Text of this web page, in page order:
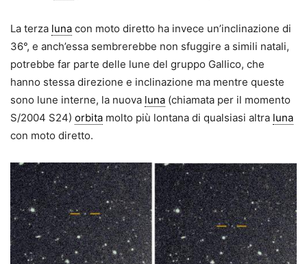
La terza luna con moto diretto ha invece un’inclinazione di
36°, e anch’essa sembrerebbe non sfuggire a simili natali,
potrebbe far parte delle lune del gruppo Gallico, che
hanno stessa direzione e inclinazione ma mentre queste
sono lune interne, la nuova luna (chiamata per il momento
S/2004 S24) orbita molto più lontana di qualsiasi altra luna
con moto diretto.